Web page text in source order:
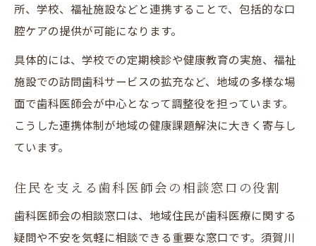
所、学校、福祉施設などと連携することで、包括的な口
腔ケアの提供が可能になります。
具体的には、学校での定期検診や健康教育の実施、福祉
施設での訪問歯科サービスの拡充など、地域の多様な場
面で歯科医師会が中心となって調整役を担っています。
こうした連携体制が地域の健康課題解決に大きく寄与し
ています。
住民を支える歯科医師会の相談窓口の役割
歯科医師会の相談窓口は、地域住民が歯科医療に関する
疑問や不安を気軽に相談できる重要な窓口です。須賀川